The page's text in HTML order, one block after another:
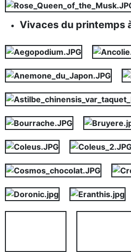
Vivaces du printemps